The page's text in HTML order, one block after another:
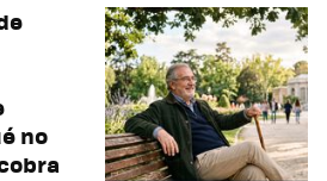
no